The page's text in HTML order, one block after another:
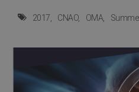
2017 CNAO OMA